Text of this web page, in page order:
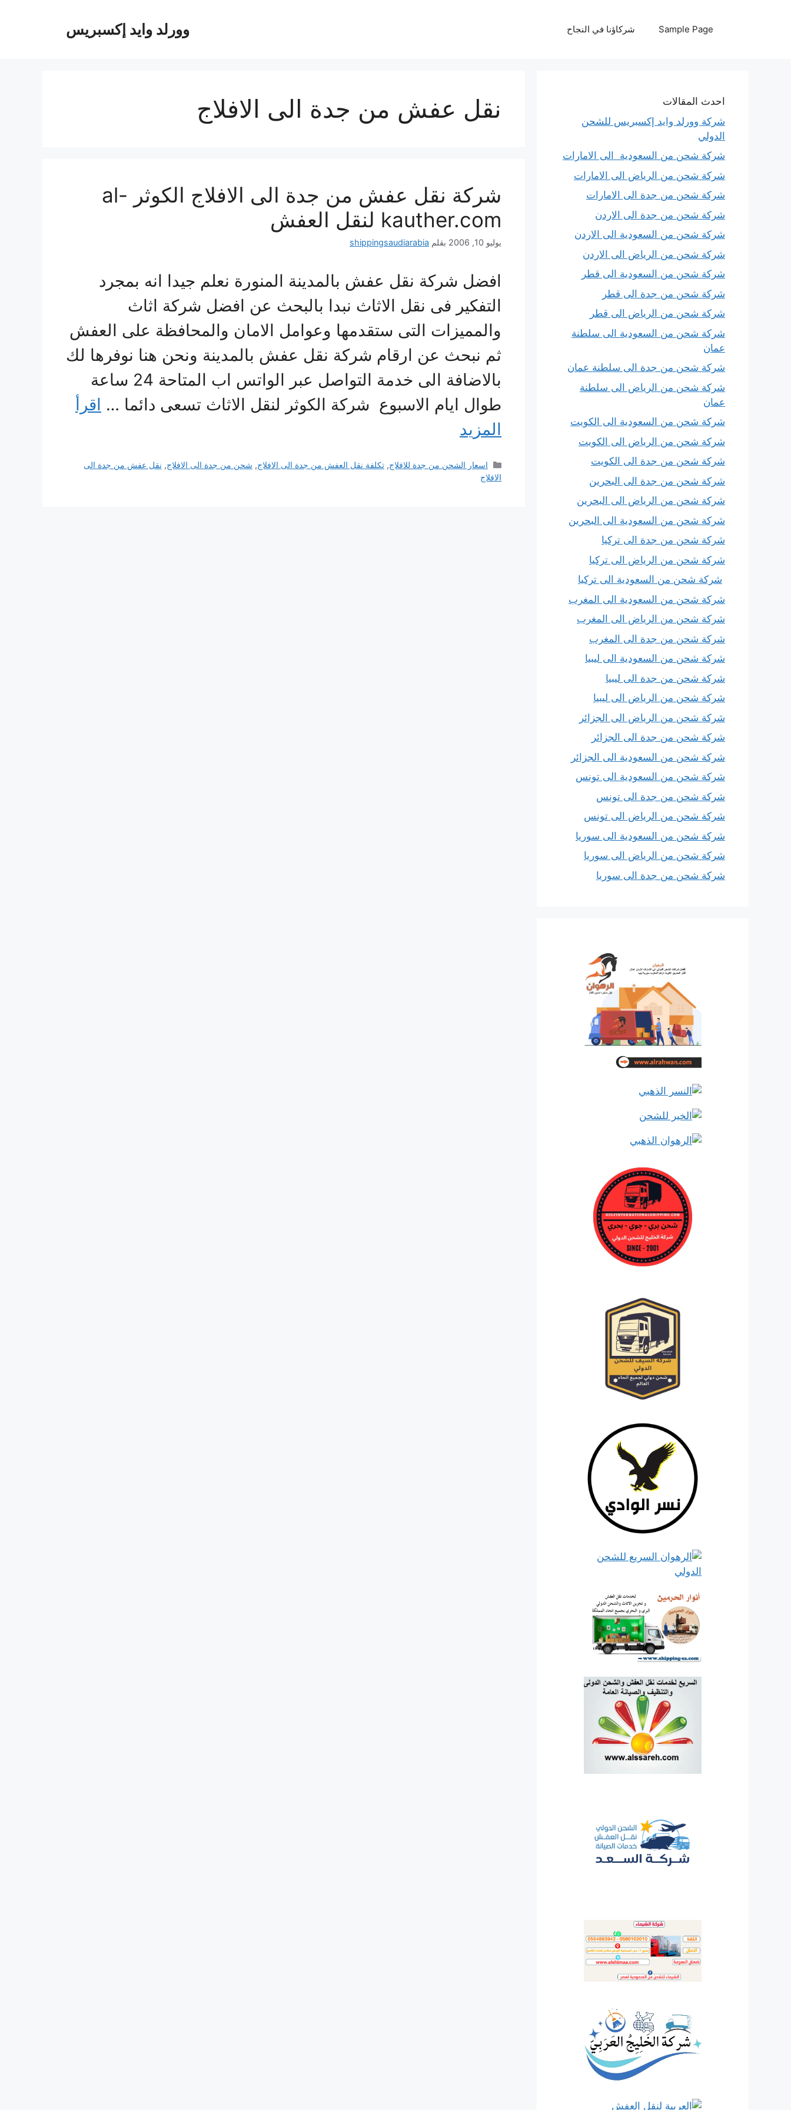
وورلد وايد إكسبريس Sample Page شركاؤنا في النجاح
نقل عفش من جدة الى الافلاج
شركة نقل عفش من جدة الى الافلاج الكوثر al-
kauther.com لنقل العفش
يوليو 10, 2006 بقلم shippingsaudiarabia
افضل شركة نقل عفش بالمدينة المنورة نعلم جيدا انه بمجرد
التفكير فى نقل الاثاث نبدا بالبحث عن افضل شركة اثاث
والمميزات التى ستقدمها وعوامل الامان والمحافظة على العفش
ثم نبحث عن ارقام شركة نقل عفش بالمدينة ونحن هنا نوفرها لك
بالاضافة الى خدمة التواصل عبر الواتس اب المتاحة 24 ساعة
طوال ايام الاسبوع شركة الكوثر لنقل الاثاث تسعى دائما … اقرأ
المزيد
التصنيفات
اسعار الشحن من جدة للافلاج,تكلفة نقل العفش من جدة الى الافلاج, شحن من جدة الى الافلاج, نقل عفش من جدة الى
الافلاج
احدث المقالات
شركة وورلد وايد إكسبريس للشحن
الدولي
شركة شحن من السعودية الى الامارات
شركة شحن من الرياض الى الامارات
شركة شحن من جدة الى الامارات
شركة شحن من جدة الى الاردن
شركة شحن من السعودية الى الاردن
شركة شحن من الرياض الى الاردن
شركة شحن من السعودية الى قطر
شركة شحن من جدة الى قطر
شركة شحن من الرياض الى قطر
شركة شحن من السعودية الى سلطنة
عمان
شركة شحن من جدة الى سلطنة عمان
شركة شحن من الرياض الى سلطنة
عمان
شركة شحن من السعودية الى الكويت
شركة شحن من الرياض الى الكويت
شركة شحن من جدة الى الكويت
شركة شحن من جدة الى البحرين
شركة شحن من الرياض الى البحرين
شركة شحن من السعودية الى البحرين
شركة شحن من جدة الى تركيا
شركة شحن من الرياض الى تركيا
شركة شحن من السعودية الى تركيا
شركة شحن من السعودية الى المغرب
شركة شحن من الرياض الى المغرب
شركة شحن من جدة الى المغرب
شركة شحن من السعودية الى ليبيا
شركة شحن من جدة الى ليبيا
شركة شحن من الرياض الى ليبيا
شركة شحن من الرياض الى الجزائر
شركة شحن من جدة الى الجزائر
شركة شحن من السعودية الى الجزائر
شركة شحن من السعودية الى تونس
شركة شحن من جدة الى تونس
شركة شحن من الرياض الى تونس
شركة شحن من السعودية الى سوريا
شركة شحن من الرياض الى سوريا
شركة شحن من جدة الى سوريا